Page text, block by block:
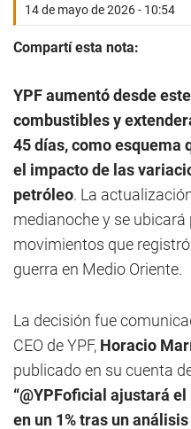
14 de mayo de 2026 - 10:54
Compartí esta nota:
YPF aumentó desde
combustibles y
45 días, como
el impacto de las
petróleo. La
medianoche y se ubicará
movimientos que
guerra en Medio Oriente.
La decisión fue
CEO de YPF, Horacio
publicado en su cuenta
“@YPFoficial ajustará
en un 1% tras un